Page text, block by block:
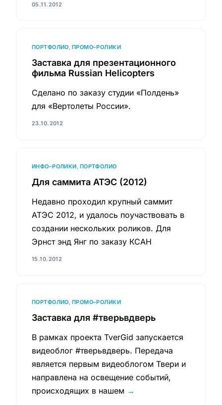
05.11.2012
ПОРТФОЛИО, ПРОМО–РОЛИКИ
Заставка для презентационного
фильма Russian Helicopters
Сделано по заказу студии «Полдень»
для «Вертолеты России».
23.10.2012
ИНФО–РОЛИКИ, ПОРТФОЛИО
Для саммита АТЭС (2012)
Недавно проходил крупный саммит
АТЭС 2012, и удалось поучаствовать в
создании нескольких роликов. Для
Эрнст энд Янг по заказу КСАН
15.10.2012
ПОРТФОЛИО ПРОМО–РОЛИКИ
Заставка для #тверьвдверь
В рамках проекта TverGid запускается
видеоблог #тверьвдверь. Передача
является первым видеоблогом Твери и
направлена на освещение событий,
происходящих в нашем →